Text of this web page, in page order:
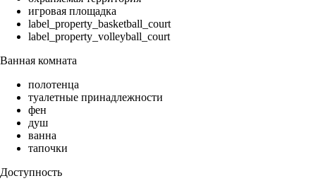
игровая площадка
label_property_basketball_court
label_property_volleyball_court
Ванная комната
полотенца
туалетные принадлежности
фен
душ
ванна
тапочки
Доступность